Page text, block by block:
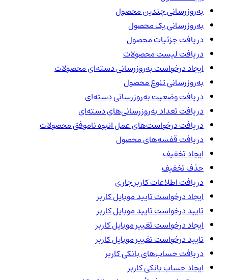
به‌روزرسانی چندین محصول
به‌روزرسانی یک محصول
دریافت جزئیات محصول
دریافت لیست محصولات
ایجاد درخواست به‌روزرسانی دسته‌ای محصولات
به‌روزرسانی تنوع محصول
دریافت وضعیت به‌روزرسانی دسته‌ای
دریافت تعداد به‌روزرسانی‌های دسته‌ای
دریافت درخواست‌های عمل انبوه ناموفق محصولات
دریافت قفسه‌های محصول
ایجاد تخفیف
حذف تخفیف
دریافت اطلاعات کاربر جاری
ایجاد درخواست تایید موبایل کاربر
تایید درخواست تایید موبایل کاربر
ایجاد درخواست تغییر موبایل کاربر
تایید درخواست تغییر موبایل کاربر
دریافت حساب‌های بانکی کاربر
ایجاد حساب بانکی کاربر